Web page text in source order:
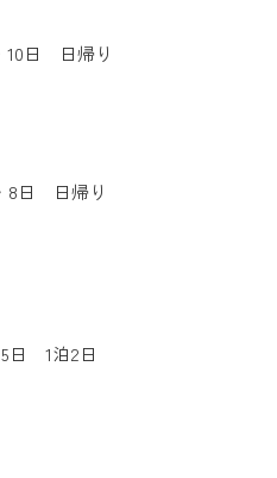
10日 日帰り
8日 日帰り
日 1泊2日